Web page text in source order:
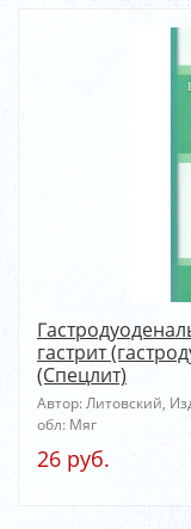
гастрит
(Спецлит)
Автор: Литовский,
обл: Мяг
26 руб.